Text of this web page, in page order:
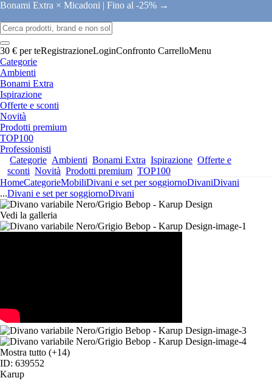
Bonami Extra × Micadoni | Fino al -25% →
30 € per teRegistrazioneLoginConfronto CarrelloMenu
Categorie
Ambienti
Bonami Extra
Ispirazione
Offerte e sconti
Novità
Prodotti premium
TOP100
Professionisti
Categorie Ambienti Bonami Extra Ispirazione Offerte e
sconti Novità Prodotti premium TOP100
HomeCategorieMobiliDivani e set per soggiornoDivaniDivani
...Divani e set per soggiornoDivani
Vedi la galleria
Mostra tutto (+14)
ID: 639552
Karup